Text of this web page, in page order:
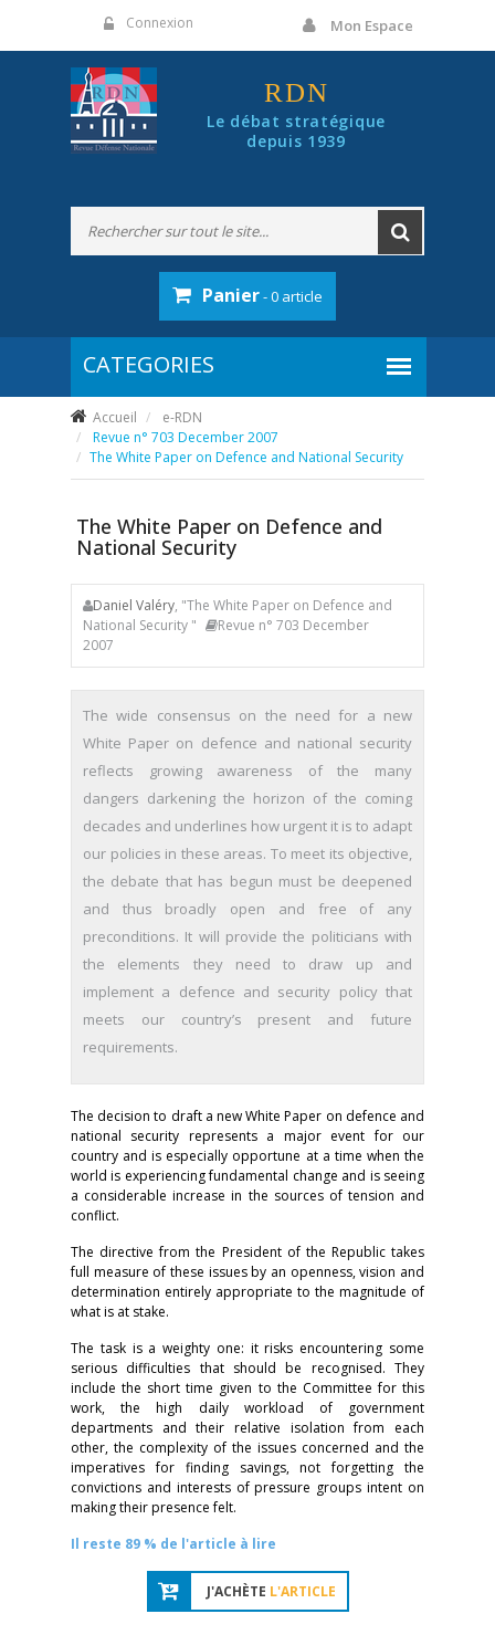
Connexion Mon Espace
RDN
Le débat stratégique
depuis 1939
Panier- 0 article
Accueil
e-RDN
Revue n° 703 December 2007
The White Paper on Defence and National Security
The White Paper on Defence and
National Security
Daniel Valéry, "The White Paper on Defence and
National Security "
Revue n° 703 December
2007
The wide consensus on the need for a new
White Paper on defence and national security
reflects growing awareness of the many
dangers darkening the horizon of the coming
decades and underlines how urgent it is to adapt
our policies in these areas. To meet its objective,
the debate that has begun must be deepened
and thus broadly open and free of any
preconditions. It will provide the politicians with
the elements they need to draw up and
implement a defence and security policy that
meets our country’s present and future
requirements.
The decision to draft a new White Paper on defence and
national security represents a major event for our
country and is especially opportune at a time when the
world is experiencing fundamental change and is seeing
a considerable increase in the sources of tension and
conflict.
The directive from the President of the Republic takes
full measure of these issues by an openness, vision and
determination entirely appropriate to the magnitude of
what is at stake.
The task is a weighty one: it risks encountering some
serious difficulties that should be recognised. They
include the short time given to the Committee for this
work, the high daily workload of government
departments and their relative isolation from each
other, the complexity of the issues concerned and the
imperatives for finding savings, not forgetting the
convictions and interests of pressure groups intent on
making their presence felt.
Il reste 89 % de l'article à lire
J'ACHÈTE L'ARTICLE